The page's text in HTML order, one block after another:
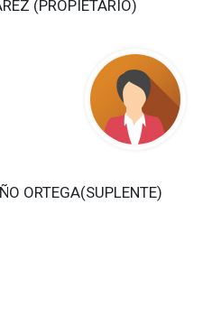
(PROPIETARIO)
ORTEGA(SUPLENTE)